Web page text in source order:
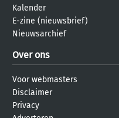
Kalender
E-zine (nieuwsbrief)
Nieuwsarchief
Over ons
Voor webmasters
Disclaimer
Privacy